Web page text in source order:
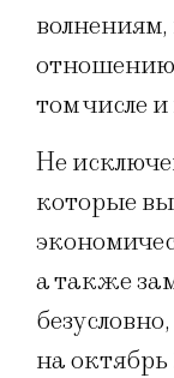
том числе
Не
которые
а также
на